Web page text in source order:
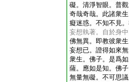
礙。清淨智眼。普
奇哉奇哉。此諸衆
癡迷惑。不知不見
妄想執著。自於身
佛無異。即教彼衆
妄想已。證得如來
衆生。佛子。是爲
薩。應如是知。佛
無量無礙。不可思